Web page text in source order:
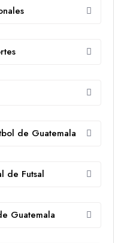
de Guatemala
de Futsal
Guatemala